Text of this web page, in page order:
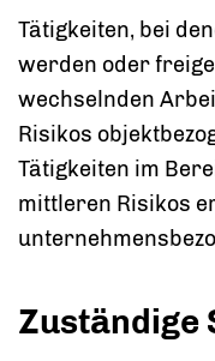
Tätigkeiten, bei
werden oder
wechselnden
Risikos
Tätigkeiten im
mittleren Risikos
Zuständige